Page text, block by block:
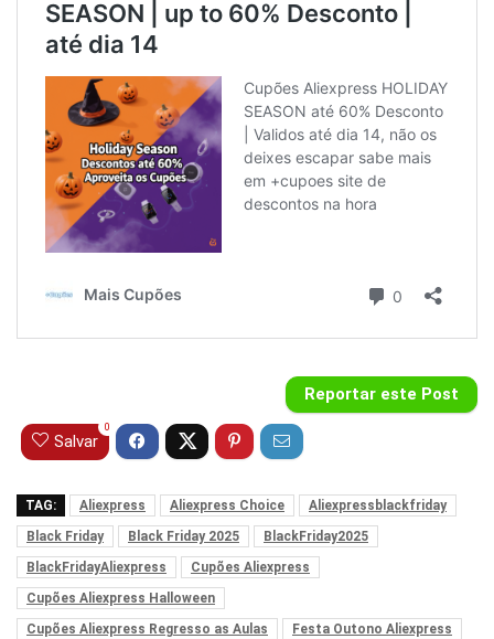
Reportar este Post
Salvar
0
TAG: Aliexpress Aliexpress Choice
Aliexpressblackfriday
Black Friday
Black Friday 2025
BlackFriday2025
BlackFridayAliexpress
Cupões Aliexpress
Cupões Aliexpress Halloween
Cupões Aliexpress Regresso as Aulas
Festa Outono Aliexpress